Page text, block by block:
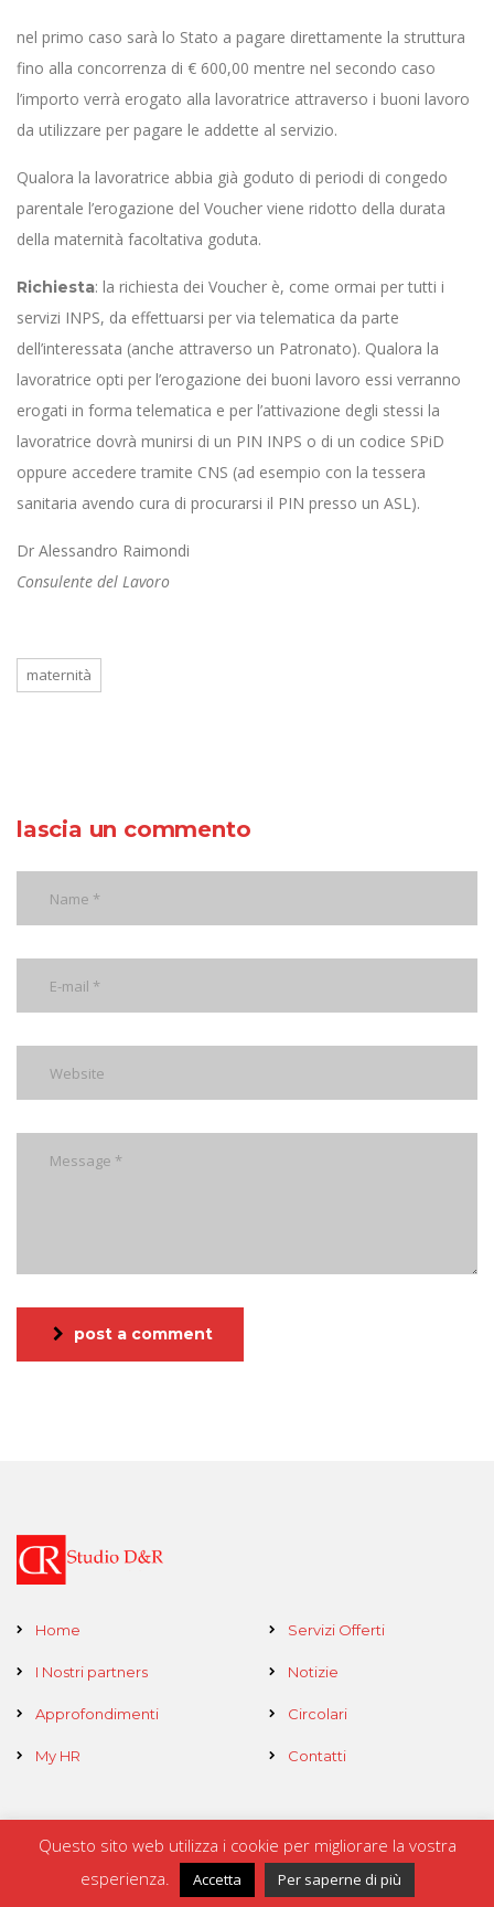
nel primo caso sarà lo Stato a pagare direttamente la struttura
fino alla concorrenza di € 600,00 mentre nel secondo caso
l’importo verrà erogato alla lavoratrice attraverso i buoni lavoro
da utilizzare per pagare le addette al servizio.
Qualora la lavoratrice abbia già goduto di periodi di congedo
parentale l’erogazione del Voucher viene ridotto della durata
della maternità facoltativa goduta.
Richiesta: la richiesta dei Voucher è, come ormai per tutti i
servizi INPS, da effettuarsi per via telematica da parte
dell’interessata (anche attraverso un Patronato). Qualora la
lavoratrice opti per l’erogazione dei buoni lavoro essi verranno
erogati in forma telematica e per l’attivazione degli stessi la
lavoratrice dovrà munirsi di un PIN INPS o di un codice SPiD
oppure accedere tramite CNS (ad esempio con la tessera
sanitaria avendo cura di procurarsi il PIN presso un ASL).
Dr Alessandro Raimondi
Consulente del Lavoro
maternità
lascia un commento
post a comment
Home Servizi Offerti
I Nostri partners Notizie
Approfondimenti Circolari
My HR Contatti
Copyright © 2017-2019 - Develop byKodo SRL
Questo sito web utilizza i cookie per migliorare la vostra
esperienza.
Accetta Per saperne di più